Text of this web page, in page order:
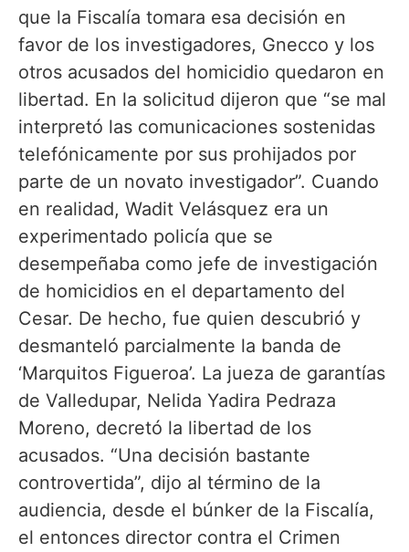
que la Fiscalía tomara esa decisión en
favor de los investigadores, Gnecco y los
otros acusados del homicidio quedaron en
libertad. En la solicitud dijeron que “se mal
interpretó las comunicaciones sostenidas
telefónicamente por sus prohijados por
parte de un novato investigador”. Cuando
en realidad, Wadit Velásquez era un
experimentado policía que se
desempeñaba como jefe de investigación
de homicidios en el departamento del
Cesar. De hecho, fue quien descubrió y
desmanteló parcialmente la banda de
‘Marquitos Figueroa’. La jueza de garantías
de Valledupar, Nelida Yadira Pedraza
Moreno, decretó la libertad de los
acusados. “Una decisión bastante
controvertida”, dijo al término de la
audiencia, desde el búnker de la Fiscalía,
el entonces director contra el Crimen